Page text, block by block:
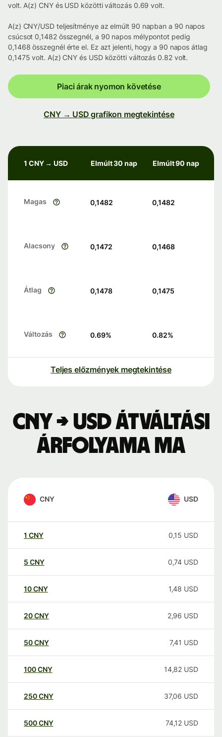
volt. A(z) CNY és USD közötti változás 0.69 volt.
A(z) CNY/USD teljesítménye az elmúlt 90 napban a 90 napos
csúcsot 0,1482 összegnél, a 90 napos mélypontot pedig
0,1468 összegnél érte el. Ez azt jelenti, hogy a 90 napos átlag
0,1475 volt. A(z) CNY és USD közötti változás 0.82 volt.
Piaci árak nyomon követése
CNY → USD grafikon megtekintése
1 CNY → USD Elmúlt 30 nap Elmúlt 90 nap
Magas 0,1482 0,1482
Alacsony 0,1472 0,1468
Átlag 0,1478 0,1475
Változás 0.69% 0.82%
Teljes előzmények megtekintése
CNY → USD átváltási
árfolyama ma
CNY USD
1 CNY 0,15 USD
5 CNY 0,74 USD
10CNY 1,48 USD
20CNY 2,96 USD
50CNY 7,41 USD
100CNY 14,82 USD
250CNY 37,06 USD
500CNY 74,12 USD